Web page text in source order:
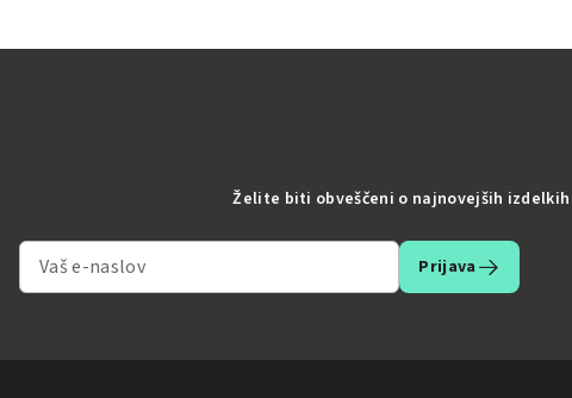
Želite biti obveščeni o najnovejših
Prijava